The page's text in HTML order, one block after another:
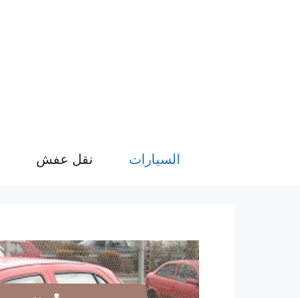
السيارات نقل عفش